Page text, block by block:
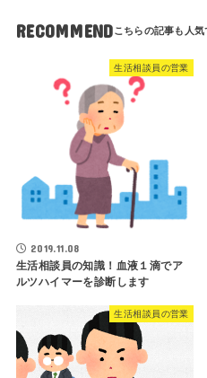
RECOMMEND
生活相談員の営業
2019.11.08
生活相談員の知識！血液１滴でア
ルツハイマーを診断します
生活相談員の営業